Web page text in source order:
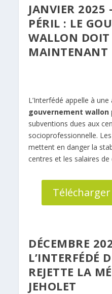
JANVIER 2025
PÉRIL : LE
WALLON DOIT
MAINTENANT
L’Interfédé appelle à une
gouvernement wallon
subventions dues aux
socioprofessionnelle.
mettent en danger la
centres et les salaires
DÉCEMBRE
L’INTERFÉDÉ
REJETTE LA
JEHOLET